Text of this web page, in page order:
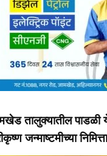
तालुक्यातील पाडळी
जन्माष्टमीच्या